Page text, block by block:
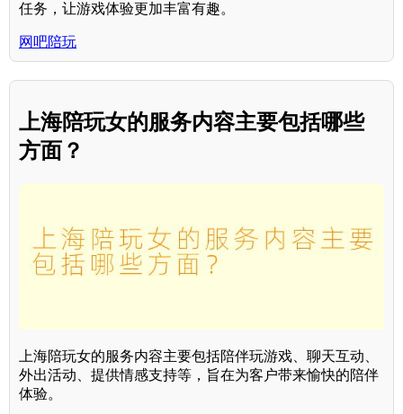
任务，让游戏体验更加丰富有趣。
网吧陪玩
上海陪玩女的服务内容主要包括哪些
方面？
上海陪玩女的服务内容主要包括陪伴玩游戏、聊天互动、
外出活动、提供情感支持等，旨在为客户带来愉快的陪伴
体验。